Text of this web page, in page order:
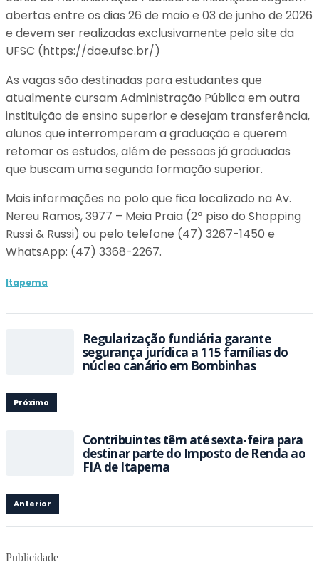
abertas entre os dias 26 de maio e 03 de junho de 2026
e devem ser realizadas exclusivamente pelo site da
UFSC (https://dae.ufsc.br/)
As vagas são destinadas para estudantes que
atualmente cursam Administração Pública em outra
instituição de ensino superior e desejam transferência,
alunos que interromperam a graduação e querem
retomar os estudos, além de pessoas já graduadas
que buscam uma segunda formação superior.
Mais informações no polo que fica localizado na Av.
Nereu Ramos, 3977 – Meia Praia (2º piso do Shopping
Russi & Russi) ou pelo telefone (47) 3267-1450 e
WhatsApp: (47) 3368-2267.
Itapema
Regularização fundiária garante
segurança jurídica a 115 famílias do
núcleo canário em Bombinhas
Próximo
Contribuintes têm até sexta-feira para
destinar parte do Imposto de Renda ao
FIA de Itapema
Anterior
Publicidade